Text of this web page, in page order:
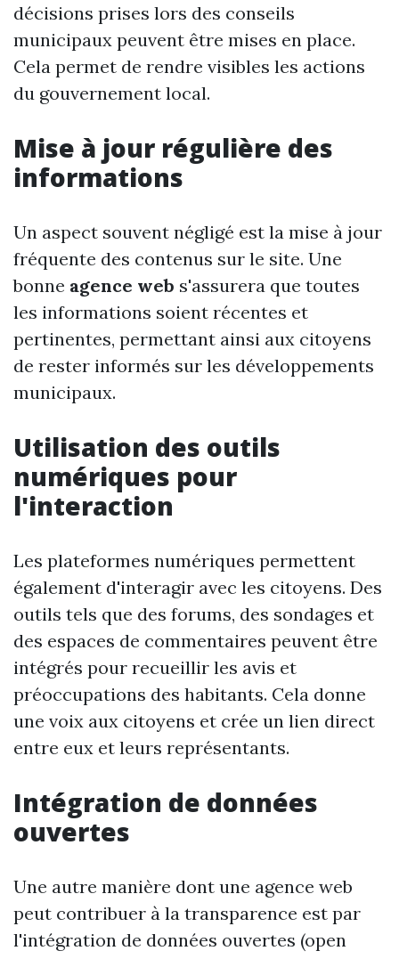
décisions prises lors des conseils
municipaux peuvent être mises en place.
Cela permet de rendre visibles les actions
du gouvernement local.
Mise à jour régulière des
informations
Un aspect souvent négligé est la mise à jour
fréquente des contenus sur le site. Une
bonne agence web s'assurera que toutes
les informations soient récentes et
pertinentes, permettant ainsi aux citoyens
de rester informés sur les développements
municipaux.
Utilisation des outils
numériques pour
l'interaction
Les plateformes numériques permettent
également d'interagir avec les citoyens. Des
outils tels que des forums, des sondages et
des espaces de commentaires peuvent être
intégrés pour recueillir les avis et
préoccupations des habitants. Cela donne
une voix aux citoyens et crée un lien direct
entre eux et leurs représentants.
Intégration de données
ouvertes
Une autre manière dont une agence web
peut contribuer à la transparence est par
l'intégration de données ouvertes (open